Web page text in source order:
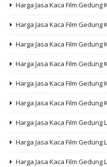
Harga Jasa Kaca Film
Harga Jasa Kaca Film
Harga Jasa Kaca Film
Harga Jasa Kaca Film
Harga Jasa Kaca Film Gedung
Harga Jasa Kaca Film Gedung
Harga Jasa Kaca Film
Harga Jasa Kaca Film
Harga Jasa Kaca Film